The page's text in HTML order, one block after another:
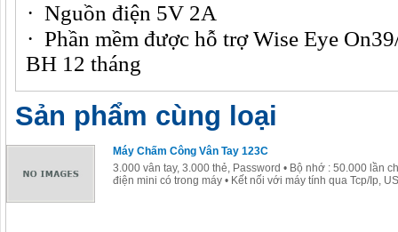
· Nguồn điện 5V 2A
· Phần mềm được hỗ trợ Wise Eye
BH 12 tháng
Sản phẩm cùng loại
Máy Chấm Công Vân Tay 123C
3.000 vân tay, 3.000 thẻ, Password • Bộ nhớ : 50.000 lần
điện mini có trong máy • Kết nối với máy tính qua Tcp/Ip,